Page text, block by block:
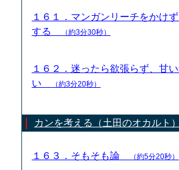
１６１．マンガンリーチをかけ
する
（約3分30秒）
１６２．迷ったら欲張らず、甘
い
（約3分20秒）
カンを考える（土田のオカルト）
１６３．そもそも論 （約5分20秒）